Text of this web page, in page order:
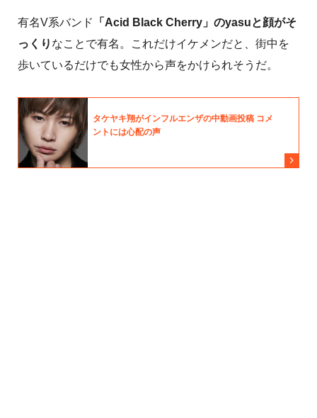
有名V系バンド
「Acid Black Cherry」のyasuと顔がそ
っくり なことで有名。これだけイケメンだと、街中を
歩いているだけでも女性から声をかけられそうだ。